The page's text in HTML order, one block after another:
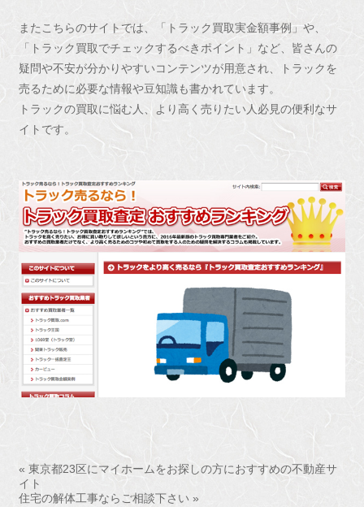
またこちらのサイトでは、「トラック買取実金額事例」や、
「トラック買取でチェックするべきポイント」など、皆さんの
疑問や不安が分かりやすいコンテンツが用意され、トラックを
売るために必要な情報や豆知識も書かれています。
トラックの買取に悩む人、より高く売りたい人必見の便利なサ
イトです。
« 東京都23区にマイホームをお探しの方におすすめの不動産サ
イト
住宅の解体工事ならご相談下さい »